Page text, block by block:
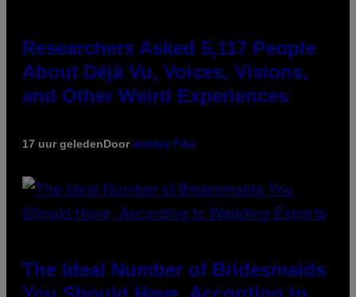
Researchers Asked 5,117 People
About Déjà Vu, Voices, Visions,
and Other Weird Experiences
17 uur geledenDoor Ashley Fike
The Ideal Number of Bridesmaids